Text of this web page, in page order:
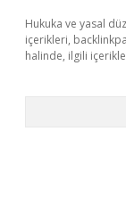
Hukuka ve yasal
içerikleri,
halinde, ilgili